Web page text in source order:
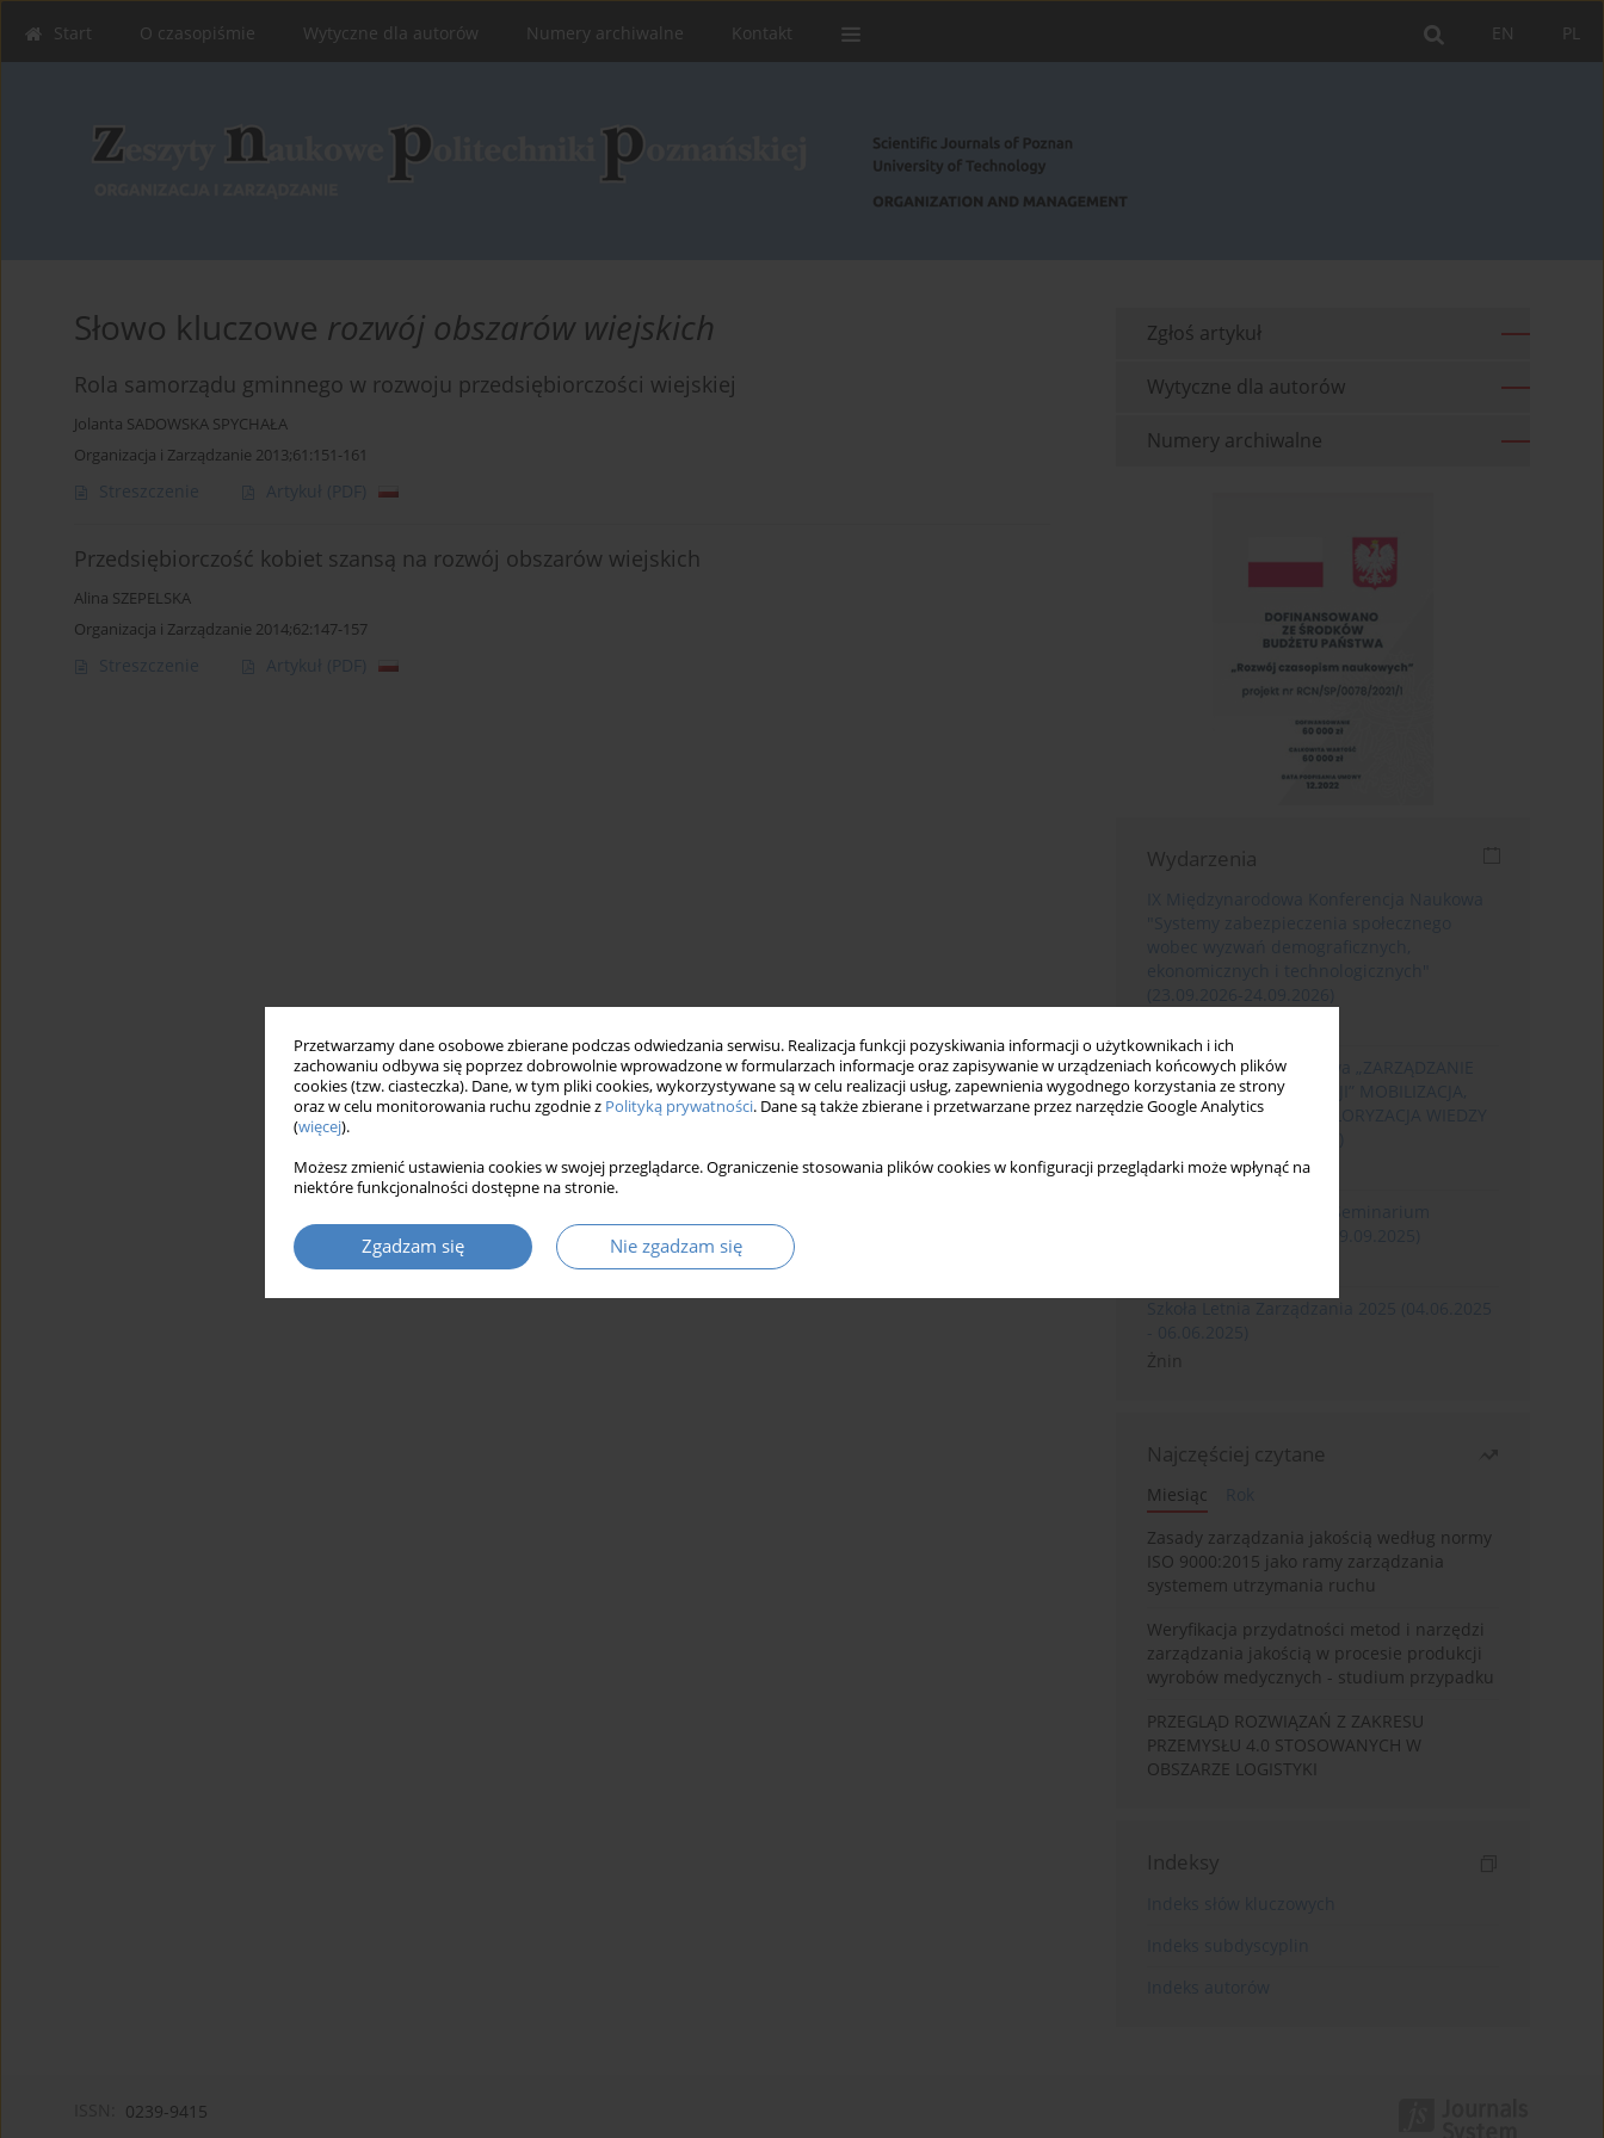
Przetwarzamy dane osobowe zbierane podczas odwiedzania serwisu. Realizacja funkcji pozyskiwania informacji o użytkownikach i ich
zachowaniu odbywa się poprzez dobrowolnie wprowadzone w formularzach informacje oraz zapisywanie w urządzeniach końcowych plików
cookies (tzw. ciasteczka). Dane, w tym pliki cookies, wykorzystywane są w celu realizacji usług, zapewnienia wygodnego korzystania ze strony
oraz w celu monitorowania ruchu zgodnie z Polityką prywatności. Dane są także zbierane i przetwarzane przez narzędzie Google Analytics
(więcej).
Możesz zmienić ustawienia cookies w swojej przeglądarce. Ograniczenie stosowania plików cookies w konfiguracji przeglądarki może wpłynąć na
niektóre funkcjonalności dostępne na stronie.
Zgadzam się Nie zgadzam się
PL
EN
Start O czasopiśmie Wytyczne dla autorów Numery archiwalne Kontakt
Słowo kluczowe rozwój obszarów wiejskich
Rola samorządu gminnego w rozwoju przedsiębiorczości wiejskiej
Jolanta SADOWSKA SPYCHAŁA
Organizacja i Zarządzanie 2013;61:151-161
Streszczenie Artykuł (PDF)
Przedsiębiorczość kobiet szansą na rozwój obszarów wiejskich
Alina SZEPELSKA
Organizacja i Zarządzanie 2014;62:147-157
Streszczenie Artykuł (PDF)
Zgłoś artykuł
Wytyczne dla autorów
Numery archiwalne
Wydarzenia
XIII Konferencja Naukowa „ZARZĄDZANIE
ROZWOJEM ORGANIZACJI” MOBILIZACJA,
KOMERCJALIZACJA I WALORYZACJA WIEDZY
Szklarska Poręba
Żnin
Najczęściej czytane
Miesiąc
Zasady zarządzania jakością według normy
ISO 9000:2015 jako ramy zarządzania
systemem utrzymania ruchu
Weryfikacja przydatności metod i narzędzi
zarządzania jakością w procesie produkcji
wyrobów medycznych - studium przypadku
PRZEGLĄD ROZWIĄZAŃ Z ZAKRESU
PRZEMYSŁU 4.0 STOSOWANYCH W
OBSZARZE LOGISTYKI
Indeksy
0239-9415